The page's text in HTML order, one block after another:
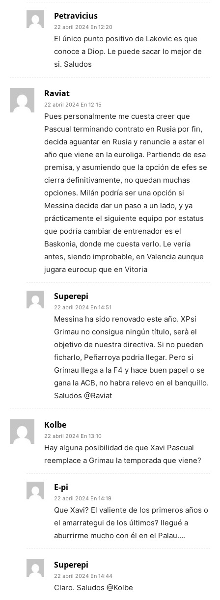
Petravicius
22 abril 2024 En 12:20
El único punto positivo de Lakovic es que
conoce a Diop. Le puede sacar lo mejor de
si. Saludos
Raviat
22 abril 2024 En 12:15
Pues personalmente me cuesta creer que
Pascual terminando contrato en Rusia por fin,
decida aguantar en Rusia y renuncie a estar el
año que viene en la euroliga. Partiendo de esa
premisa, y asumiendo que la opción de efes se
cierra definitivamente, no quedan muchas
opciones. Milán podría ser una opción si
Messina decide dar un paso a un lado, y ya
prácticamente el siguiente equipo por estatus
que podría cambiar de entrenador es el
Baskonia, donde me cuesta verlo. Le vería
antes, siendo improbable, en Valencia aunque
jugara eurocup que en Vitoria
Superepi
22 abril 2024 En 14:51
Messina ha sido renovado este año. XPsi
Grimau no consigue ningún título, serà el
objetivo de nuestra directiva. Si no pueden
ficharlo, Peñarroya podria llegar. Pero si
Grimau llega a la F4 y hace buen papel o se
gana la ACB, no habra relevo en el banquillo.
Saludos @Raviat
Kolbe
22 abril 2024 En 13:10
Hay alguna posibilidad de que Xavi Pascual
reemplace a Grimau la temporada que viene?
E-pi
22 abril 2024 En 14:19
Que Xavi? El valiente de los primeros años o
el amarrategui de los últimos? llegué a
aburrirme mucho con él en el Palau….
Superepi
22 abril 2024 En 14:44
Claro. Saludos @Kolbe